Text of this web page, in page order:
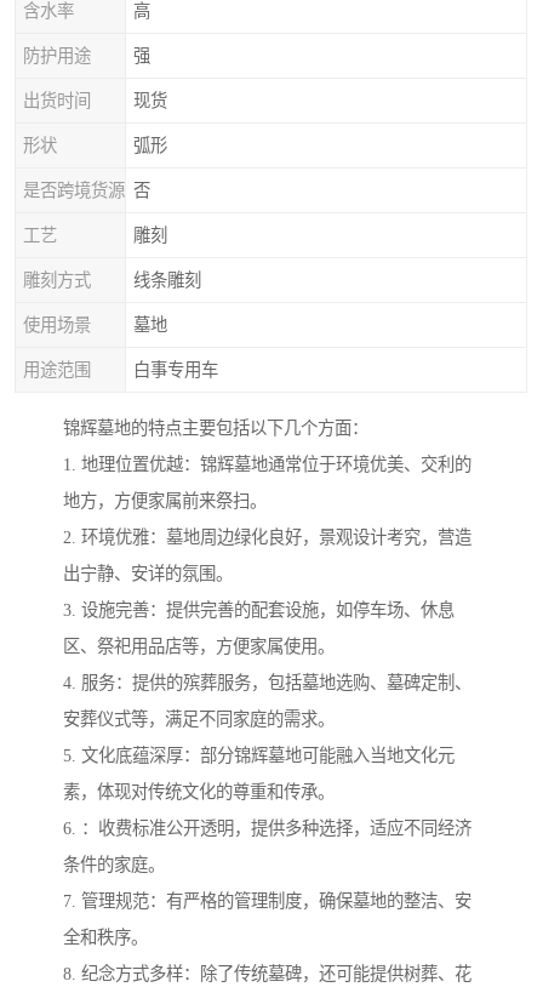
含水率 高
防护用途 强
出货时间 现货
形状 弧形
是否跨境货源 否
工艺 雕刻
雕刻方式 线条雕刻
使用场景 墓地
用途范围 白事专用车
锦辉墓地的特点主要包括以下几个方面：
1. 地理位置优越：锦辉墓地通常位于环境优美、交利的
地方，方便家属前来祭扫。
2. 环境优雅：墓地周边绿化良好，景观设计考究，营造
出宁静、安详的氛围。
3. 设施完善：提供完善的配套设施，如停车场、休息
区、祭祀用品店等，方便家属使用。
4. 服务：提供的殡葬服务，包括墓地选购、墓碑定制、
安葬仪式等，满足不同家庭的需求。
5. 文化底蕴深厚：部分锦辉墓地可能融入当地文化元
素，体现对传统文化的尊重和传承。
6. ：收费标准公开透明，提供多种选择，适应不同经济
条件的家庭。
7. 管理规范：有严格的管理制度，确保墓地的整洁、安
全和秩序。
8. 纪念方式多样：除了传统墓碑，还可能提供树葬、花